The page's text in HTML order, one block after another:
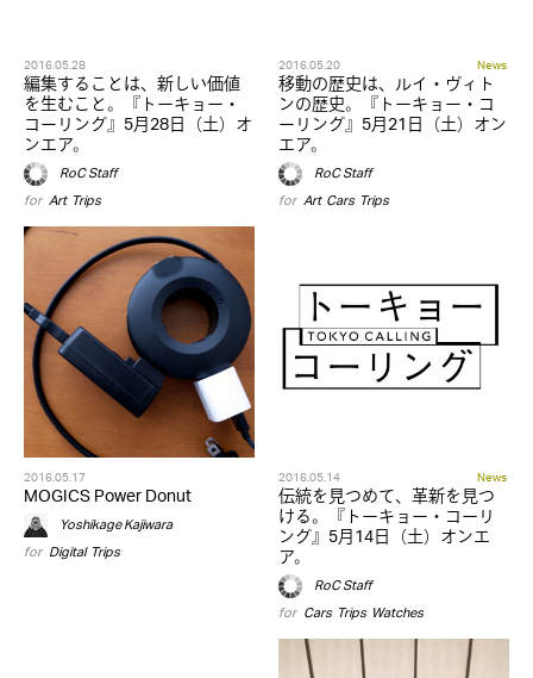
2016.05.28
編集することは、新しい価値
を生むこと。『トーキョー・
コーリング』5月28日（土）オ
ンエア。
RoC Staff
for Art, Trips
2016.05.20 News
移動の歴史は、ルイ・ヴィト
ンの歴史。『トーキョー・コ
ーリング』5月21日（土）オン
エア。
RoC Staff
for Art,Cars, Trips
2016.05.17
MOGICS Power Donut
Yoshikage Kajiwara
for Digital,Trips
2016.05.14 News
伝統を見つめて、革新を見つ
ける。『トーキョー・コーリ
ング』5月14日（土）オンエ
ア。
RoC Staff
for Cars, Trips, Watches